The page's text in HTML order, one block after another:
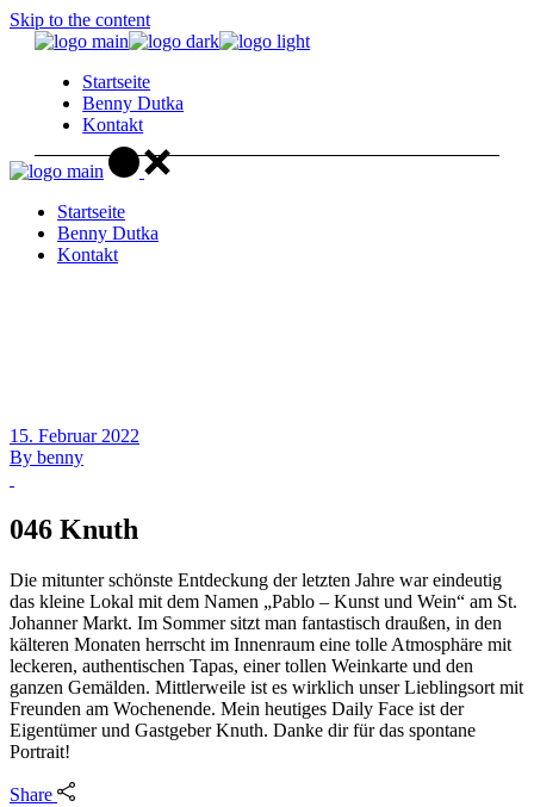
Skip to the content
Startseite
Benny Dutka
Kontakt
Startseite
Benny Dutka
Kontakt
15. Februar 2022
By benny
046 Knuth
Die mitunter schönste Entdeckung der letzten Jahre war eindeutig
das kleine Lokal mit dem Namen „Pablo – Kunst und Wein“ am St.
Johanner Markt. Im Sommer sitzt man fantastisch draußen, in den
kälteren Monaten herrscht im Innenraum eine tolle Atmosphäre mit
leckeren, authentischen Tapas, einer tollen Weinkarte und den
ganzen Gemälden. Mittlerweile ist es wirklich unser Lieblingsort mit
Freunden am Wochenende. Mein heutiges Daily Face ist der
Eigentümer und Gastgeber Knuth. Danke dir für das spontane
Portrait!
Share